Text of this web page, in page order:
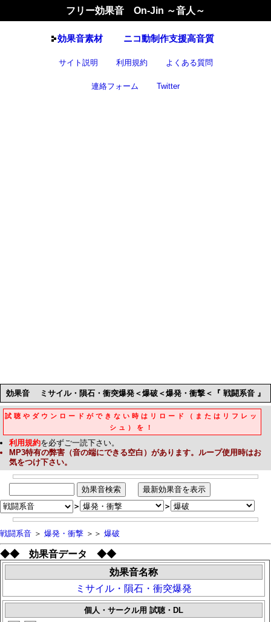
フリー効果音 On-Jin ～音人～
効果音素材 ニコ動制作支援高音質
サイト説明 利用規約 よくある質問
連絡フォーム Twitter
効果音ミサイル・隕石・衝突爆発＜爆破＜爆発・衝撃＜『 戦闘系音 』
試聴やダウンロードができない時はリロード（またはリフレッ
シュ）を！
利用規約を必ずご一読下さい。
MP3特有の弊害（音の端にできる空白）があります。ループ使用時はお
気をつけ下さい。
＞ ＞
戦闘系音 ＞ 爆発・衝撃 ＞＞ 爆破
◆◆ 効果音データ ◆◆
効果音名称
ミサイル・隕石・衝突爆発
個人・サークル用 試聴・DL